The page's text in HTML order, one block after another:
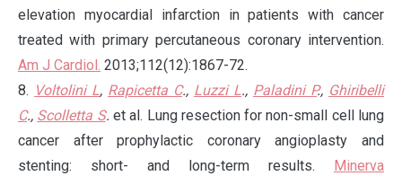
elevation myocardial infarction in patients with cancer
treated with primary percutaneous coronary intervention.
Am J Cardiol. 2013;112(12):1867-72.
8. Voltolini L, Rapicetta C., Luzzi L., Paladini P., Ghiribelli
C., Scolletta S. et al. Lung resection for non-small cell lung
cancer after prophylactic coronary angioplasty and
stenting: short- and long-term results.
Minerva